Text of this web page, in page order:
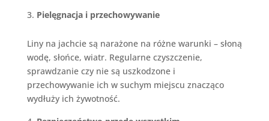
Pielęgnacja i przechowywanie
Liny na jachcie są narażone na różne warunki – słoną
wodę, słońce, wiatr. Regularne czyszczenie,
sprawdzanie czy nie są uszkodzone i
przechowywanie ich w suchym miejscu znacząco
wydłuży ich żywotność.